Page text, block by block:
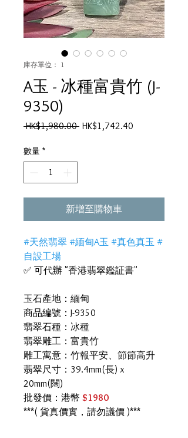
庫存單位： 1
A玉 - 冰種富貴竹 (J-
9350)
HK$1,980.00 一HK$1,742.40
數量 *
新增至購物車
#天然翡翠 #緬甸A玉 #真色真玉 #
自設工場
✅ 可代辦 "香港翡翠鑑証書"
玉石產地：緬甸
商品編號：J-9350
翡翠石種：冰種
翡翠雕工：富貴竹
雕工寓意：竹報平安、節節高升
翡翠尺寸：39.4mm(長) x
20mm(闊)
批發價：港幣 $1980
***( 貨真價實，請勿議價 )***